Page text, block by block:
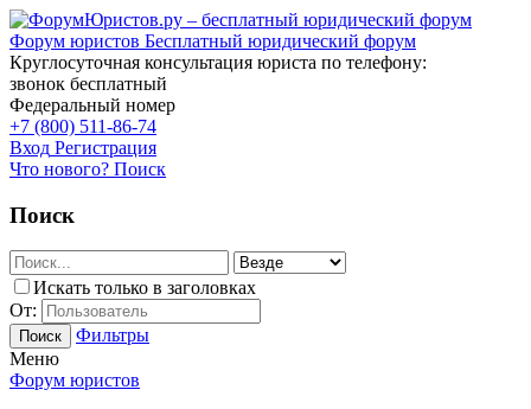
Форум юристов Бесплатный юридический форум
Круглосуточная консультация юриста по телефону:
звонок бесплатный
Федеральный номер
+7 (800) 511-86-74
Вход Регистрация
Что нового? Поиск
Поиск
Искать только в заголовках
От:
Поиск
Фильтры
Меню
Форум юристов